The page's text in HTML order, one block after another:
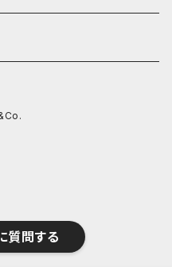
質問する